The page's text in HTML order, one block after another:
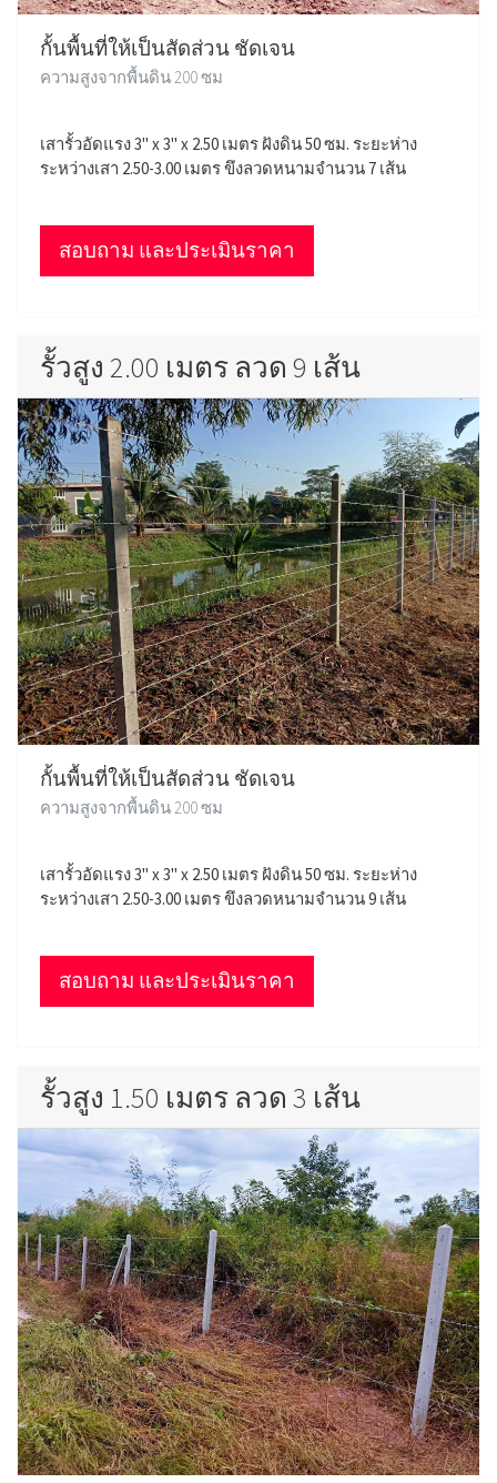
กั้นพื้นที่ให้เป็นสัดส่วน ชัดเจน
ความสูงจากพื้นดิน 200 ซม
เสารั้วอัดแรง 3" x 3" x 2.50 เมตร ฝังดิน 50 ซม. ระยะห่าง
ระหว่างเสา 2.50-3.00 เมตร ขึงลวดหนามจำนวน 7 เส้น
สอบถาม และประเมินราคา
รั้วสูง 2.00 เมตร ลวด 9 เส้น
กั้นพื้นที่ให้เป็นสัดส่วน ชัดเจน
ความสูงจากพื้นดิน 200 ซม
เสารั้วอัดแรง 3" x 3" x 2.50 เมตร ฝังดิน 50 ซม. ระยะห่าง
ระหว่างเสา 2.50-3.00 เมตร ขึงลวดหนามจำนวน 9 เส้น
สอบถาม และประเมินราคา
รั้วสูง 1.50 เมตร ลวด 3 เส้น